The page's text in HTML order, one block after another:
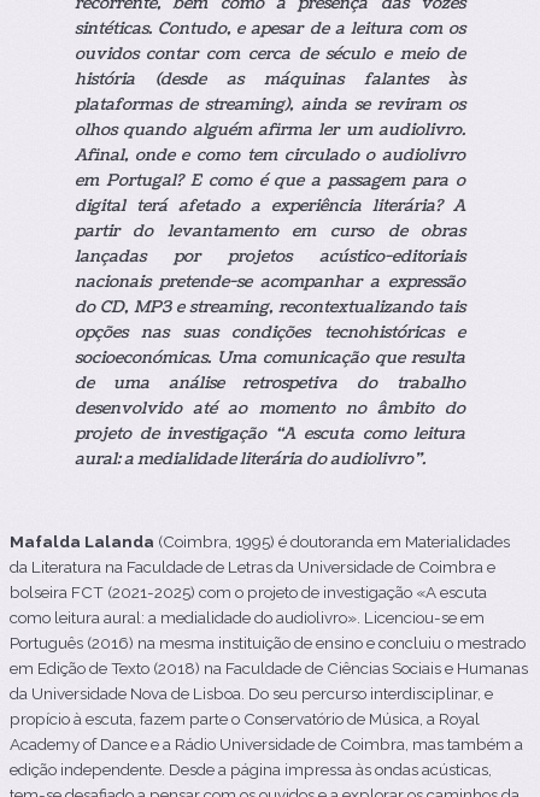
sintéticas. Contudo, e apesar de a leitura com os
ouvidos contar com cerca de século e meio de
história (desde as máquinas falantes às
plataformas de streaming), ainda se reviram os
olhos quando alguém afirma ler um audiolivro.
Afinal, onde e como tem circulado o audiolivro
em Portugal? E como é que a passagem para o
digital terá afetado a experiência literária? A
partir do levantamento em curso de obras
lançadas por projetos acústico-editoriais
nacionais pretende-se acompanhar a expressão
do CD, MP3 e streaming, recontextualizando tais
opções nas suas condições tecnohistóricas e
socioeconómicas. Uma comunicação que resulta
de uma análise retrospetiva do trabalho
desenvolvido até ao momento no âmbito do
projeto de investigação “A escuta como leitura
aural: a medialidade literária do audiolivro”.
Mafalda Lalanda (Coimbra, 1995) é doutoranda em Materialidades
da Literatura na Faculdade de Letras da Universidade de Coimbra e
bolseira FCT (2021-2025) com o projeto de investigação «A escuta
como leitura aural: a medialidade do audiolivro». Licenciou-se em
Português (2016) na mesma instituição de ensino e concluiu o mestrado
em Edição de Texto (2018) na Faculdade de Ciências Sociais e Humanas
da Universidade Nova de Lisboa. Do seu percurso interdisciplinar, e
propício à escuta, fazem parte o Conservatório de Música, a Royal
Academy of Dance e a Rádio Universidade de Coimbra, mas também a
edição independente. Desde a página impressa às ondas acústicas,